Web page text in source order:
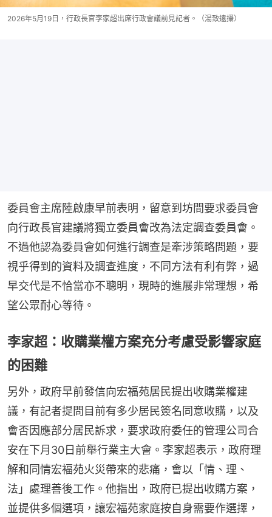
2026年5月19日，行政長官李家超出席行政會議前見記者。（湯致遠攝）
委員會主席陸啟康早前表明，留意到坊間要求委員會
向行政長官建議將獨立委員會改為法定調查委員會。
不過他認為委員會如何進行調查是牽涉策略問題，要
視乎得到的資料及調查進度，不同方法有利有弊，過
早交代是不恰當亦不聰明，現時的進展非常理想，希
望公眾耐心等待。
李家超：收購業權方案充分考慮受影響家庭
的困難
另外，政府早前發信向宏福苑居民提出收購業權建
議，有記者提問目前有多少居民簽名同意收購，以及
會否因應部分居民訴求，要求政府委任的管理公司合
安在下月30日前舉行業主大會。李家超表示，政府理
解和同情宏褔苑火災帶來的悲痛，會以「情、理、
法」處理善後工作。他指出，政府已提出收購方案，
並提供多個選項，讓宏福苑家庭按自身需要作選擇，